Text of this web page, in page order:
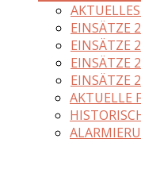
EINSÄTZE
EINSÄTZE
EINSÄTZE
EINSÄTZE
AKTUELLE